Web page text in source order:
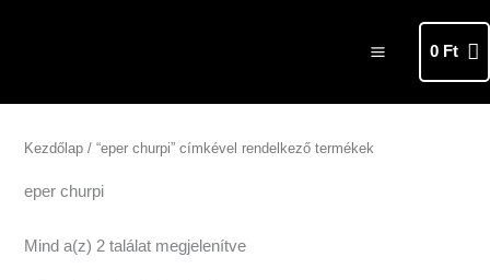
MAIN
MENU
0 Ft
Kezdőlap / “eper churpi” címkével rendelkező termékek
eper churpi
Mind a(z) 2 találat megjelenítve
latest